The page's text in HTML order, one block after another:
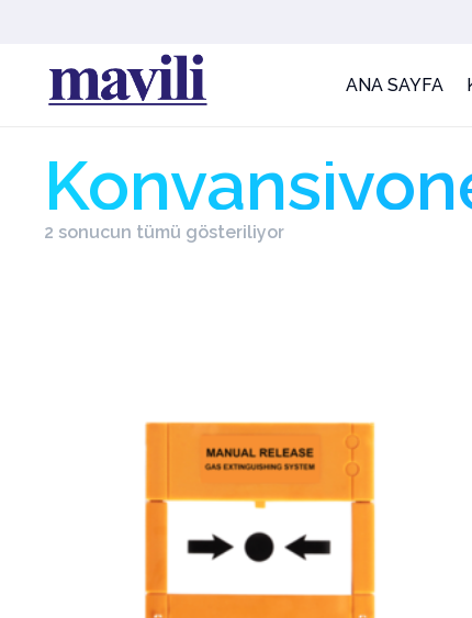
ANA SAYFA
2 sonucun tümü gösteriliyor